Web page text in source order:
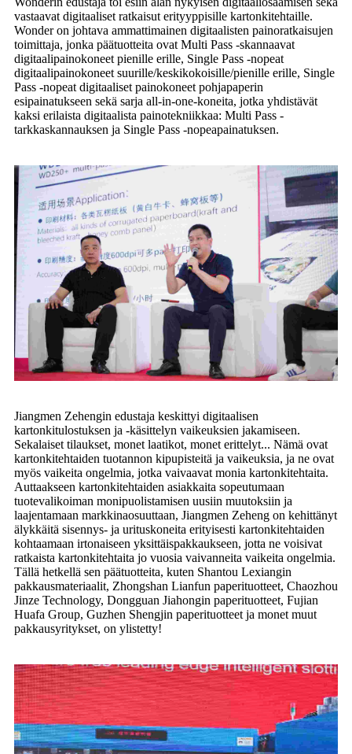
vastaavat digitaaliset ratkaisut erityyppisille kartonkitehtaille.
Wonder on johtava ammattimainen digitaalisten painoratkaisujen
toimittaja, jonka päätuotteita ovat Multi Pass -skannaavat
digitaalipainokoneet pienille erille, Single Pass -nopeat
digitaalipainokoneet suurille/keskikokoisille/pienille erille, Single
Pass -nopeat digitaaliset painokoneet pohjapaperin
esipainatukseen sekä sarja all-in-one-koneita, jotka yhdistävät
kaksi erilaista digitaalista painotekniikkaa: Multi Pass -
tarkkaskannauksen ja Single Pass -nopeapainatuksen.
Jiangmen Zehengin edustaja keskittyi digitaalisen
kartonkitulostuksen ja -käsittelyn vaikeuksien jakamiseen.
Sekalaiset tilaukset, monet laatikot, monet erittelyt... Nämä ovat
kartonkitehtaiden tuotannon kipupisteitä ja vaikeuksia, ja ne ovat
myös vaikeita ongelmia, jotka vaivaavat monia kartonkitehtaita.
Auttaakseen kartonkitehtaiden asiakkaita sopeutumaan
tuotevalikoiman monipuolistamisen uusiin muutoksiin ja
laajentamaan markkinaosuuttaan, Jiangmen Zeheng on kehittänyt
älykkäitä sisennys- ja urituskoneita erityisesti kartonkitehtaiden
kohtaamaan irtonaiseen yksittäispakkaukseen, jotta ne voisivat
ratkaista kartonkitehtaita jo vuosia vaivanneita vaikeita ongelmia.
Tällä hetkellä sen päätuotteita, kuten Shantou Lexiangin
pakkausmateriaalit, Zhongshan Lianfun paperituotteet, Chaozhou
Jinze Technology, Dongguan Jiahongin paperituotteet, Fujian
Huafa Group, Guzhen Shengjin paperituotteet ja monet muut
pakkausyritykset, on ylistetty!